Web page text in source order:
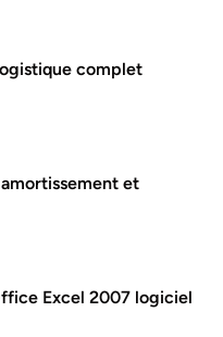
complet
et
Excel 2007 logiciel